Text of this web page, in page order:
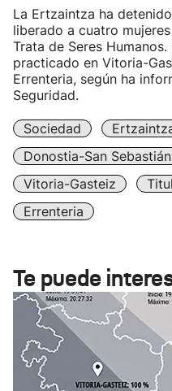
La Ertzaintza ha
liberado a cuatro
Trata de Seres
practicado en Vitoria-
Errenteria, según ha
Seguridad.
Sociedad
Donostia-San Sebastián
Vitoria-Gasteiz
Errenteria
Te puede